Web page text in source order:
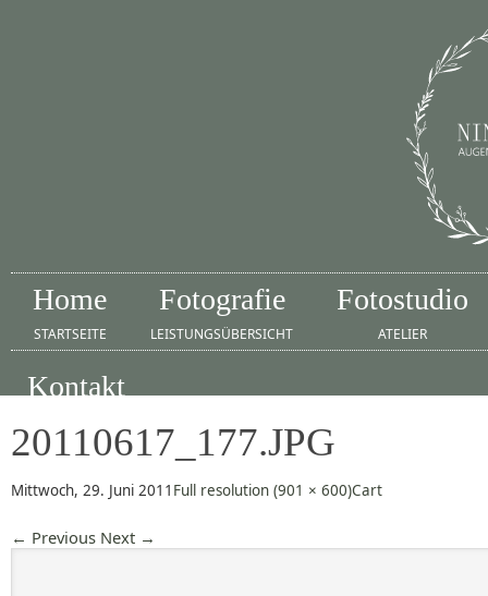
Home
STARTSEITE
Fotografie
LEISTUNGSÜBERSICHT
Fotostudio
ATELIER
Kontakt
20110617_177.JPG
Mittwoch, 29. Juni 2011 Full resolution (901 × 600)Cart
← Previous Next →